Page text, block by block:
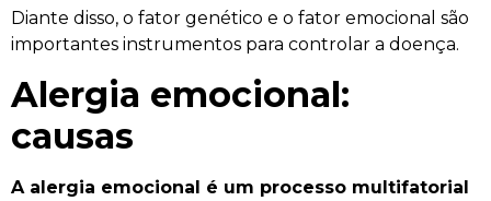
Diante disso, o fator genético e o fator emocional são
importantes instrumentos para controlar a doença.
Alergia emocional:
causas
A alergia emocional é um processo multifatorial